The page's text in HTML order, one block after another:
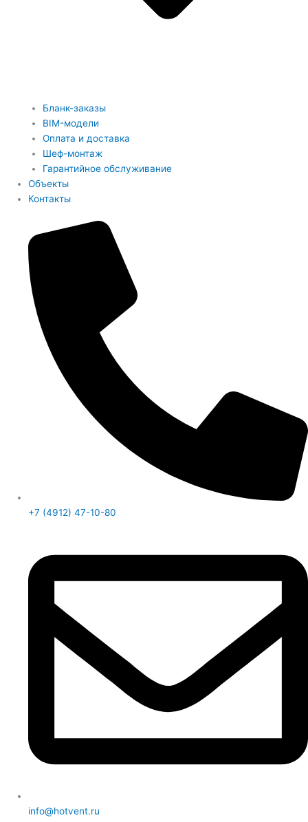
Бланк-заказы
BIM-модели
Оплата и доставка
Шеф-монтаж
Гарантийное обслуживание
Объекты
Контакты
+7 (4912) 47-10-80
info@hotvent.ru